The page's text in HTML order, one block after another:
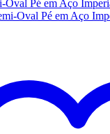
Oval Pé em Aço